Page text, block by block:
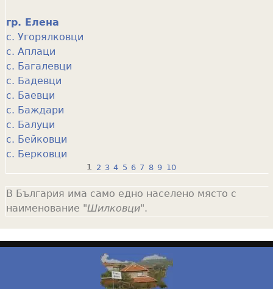
гр. Елена
с. Угорялковци
с. Аплаци
с. Багалевци
с. Бадевци
с. Баевци
с. Баждари
с. Балуци
с. Бейковци
с. Берковци
a
g
e
1 2 3 4 5 6 7 8 9 10
В България има само едно населено място с
наименование "Шилковци".